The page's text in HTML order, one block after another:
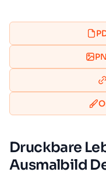
Druckbare
Ausmalbild